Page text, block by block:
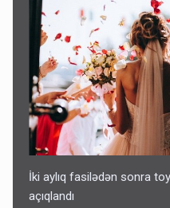
İki aylıq fasilədən sonra
açıqlandı